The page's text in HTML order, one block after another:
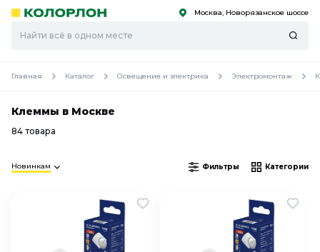
Скоро
Скоро Москва, Новорязанское шоссе
Главная Каталог Освещение и электрика Электромонтаж
Клеммы в Москве
84 товара
Новинкам Фильтры Категории